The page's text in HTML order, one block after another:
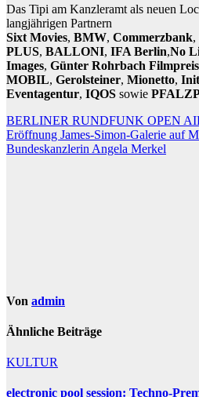
Das Tipi am Kanzleramt als neuen
langjährigen Partnern
Sixt Movies, BMW, Commerzbank,
PLUS, BALLONI, IFA Berlin,No
Images, Günter Rohrbach Filmpreis
MOBIL, Gerolsteiner, Mionetto,
Eventagentur, IQOS sowie
Beitragsnavigation
BERLINER RUNDFUNK OPEN
Eröffnung James-Simon-Galerie auf
Bundeskanzlerin Angela Merkel
Von admin
Ähnliche Beiträge
KULTUR
electronic pool session: Techno-